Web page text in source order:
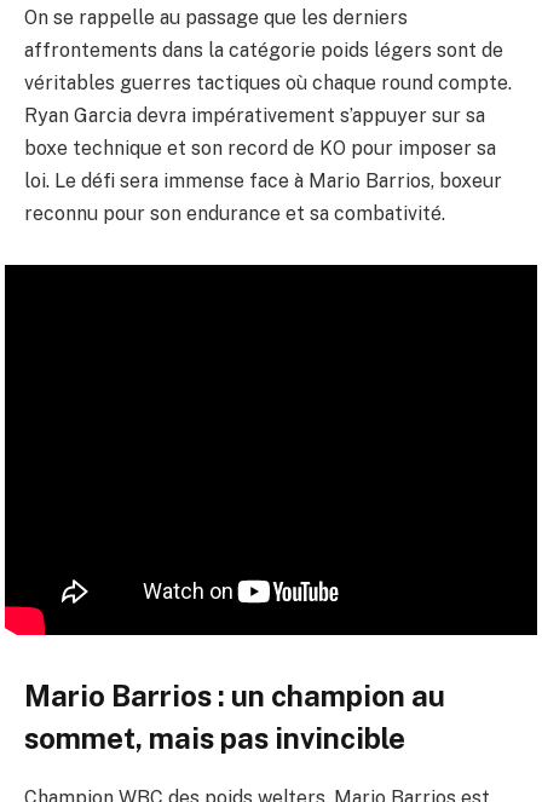
On se rappelle au passage que les derniers
affrontements dans la catégorie poids légers sont de
véritables guerres tactiques où chaque round compte.
Ryan Garcia devra impérativement s’appuyer sur sa
boxe technique et son record de KO pour imposer sa
loi. Le défi sera immense face à Mario Barrios, boxeur
reconnu pour son endurance et sa combativité.
Mario Barrios : un champion au
sommet, mais pas invincible
Champion WBC des poids welters, Mario Barrios est